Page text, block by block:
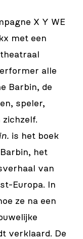
X Y WE
met een
alle
Barbin, de
speler,
is het boek
het
van
Europa. In
ze na een
verklaard. De